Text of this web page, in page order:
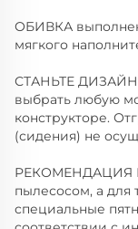
ОБИВКА
мягкого
СТАНЬТЕ
выбрать любую
конструкторе.
(сидения) не
РЕКОМЕНДАЦИЯ
пылесосом, а для
специальные